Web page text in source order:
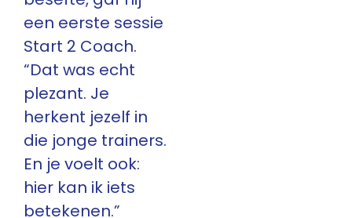
een eerste sessie
Start 2 Coach.
“Dat was echt
plezant. Je
herkent jezelf in
die jonge trainers.
En je voelt ook:
hier kan ik iets
betekenen.”